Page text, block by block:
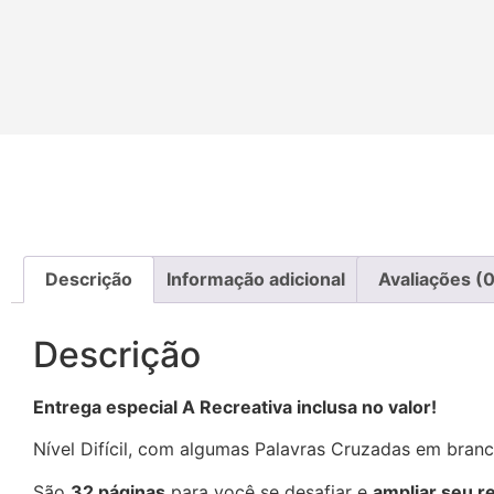
Descrição Informação adicional Avaliações
Descrição
Entrega especial A Recreativa inclusa no valor!
Nível Difícil, com algumas Palavras Cruzadas em